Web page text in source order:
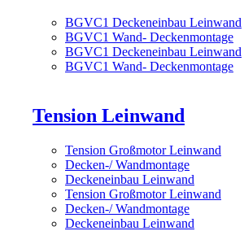
BGVC1 Deckeneinbau Leinwand
BGVC1 Wand- Deckenmontage
BGVC1 Deckeneinbau Leinwand
BGVC1 Wand- Deckenmontage
Tension Leinwand
Tension Großmotor Leinwand
Decken-/ Wandmontage
Deckeneinbau Leinwand
Tension Großmotor Leinwand
Decken-/ Wandmontage
Deckeneinbau Leinwand